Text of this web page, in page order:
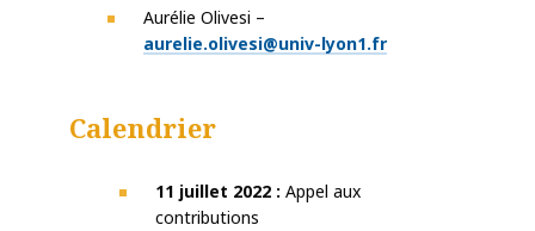
Aurélie Olivesi –
aurelie.olivesi@univ-lyon1.fr
Calendrier
11 juillet 2022 : Appel aux
contributions